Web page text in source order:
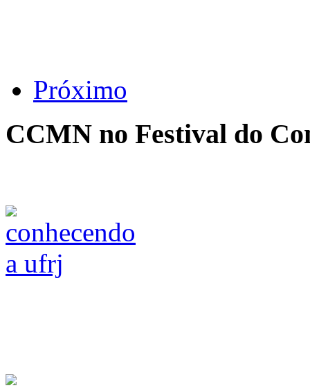
Próximo
CCMN no Festival do